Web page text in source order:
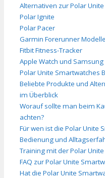
Alternativen zur Polar
Polar Ignite
Polar Pacer
Garmin Forerunner Modelle
Fitbit Fitness-Tracker
Apple Watch und Samsung
Polar Unite Smartwatches
Beliebte Produkte und
im Überblick
Worauf sollte man beim
achten?
Für wen ist die Polar Unite
Bedienung und
Training mit der Polar
FAQ zur Polar Unite
Hat die Polar Unite